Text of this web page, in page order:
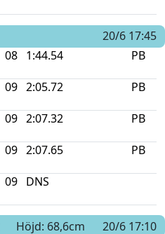
20/6 17:45
08 1:44.54 PB
09 2:05.72 PB
09 2:07.32 PB
09 2:07.65 PB
09 DNS
Höjd: 68,6cm 20/6 17:10